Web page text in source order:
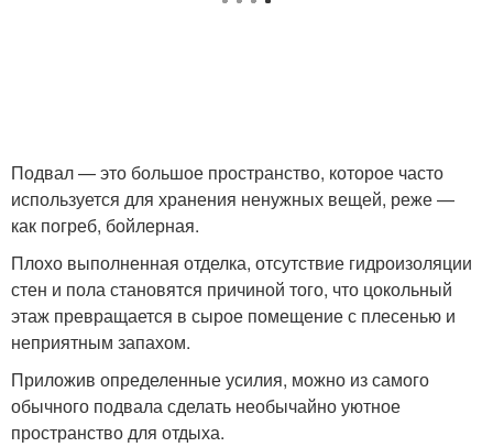
Подвал — это большое пространство, которое часто
используется для хранения ненужных вещей, реже —
как погреб, бойлерная.
Плохо выполненная отделка, отсутствие гидроизоляции
стен и пола становятся причиной того, что цокольный
этаж превращается в сырое помещение с плесенью и
неприятным запахом.
Приложив определенные усилия, можно из самого
обычного подвала сделать необычайно уютное
пространство для отдыха.